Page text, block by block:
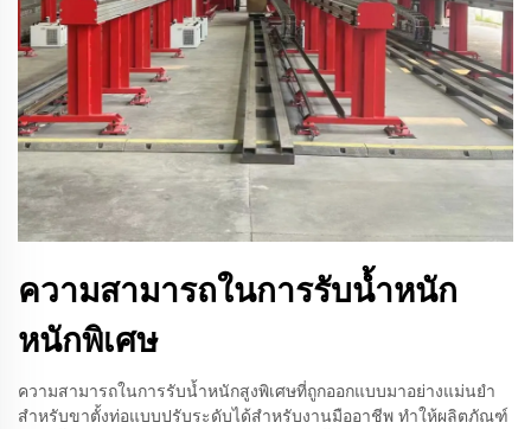
ความสามารถในการรับน้ำหนัก
หนักพิเศษ
ความสามารถในการรับน้ำหนักสูงพิเศษที่ถูกออกแบบมาอย่างแม่นยำ
สำหรับขาตั้งท่อแบบปรับระดับได้สำหรับงานมืออาชีพ ทำให้ผลิตภัณฑ์